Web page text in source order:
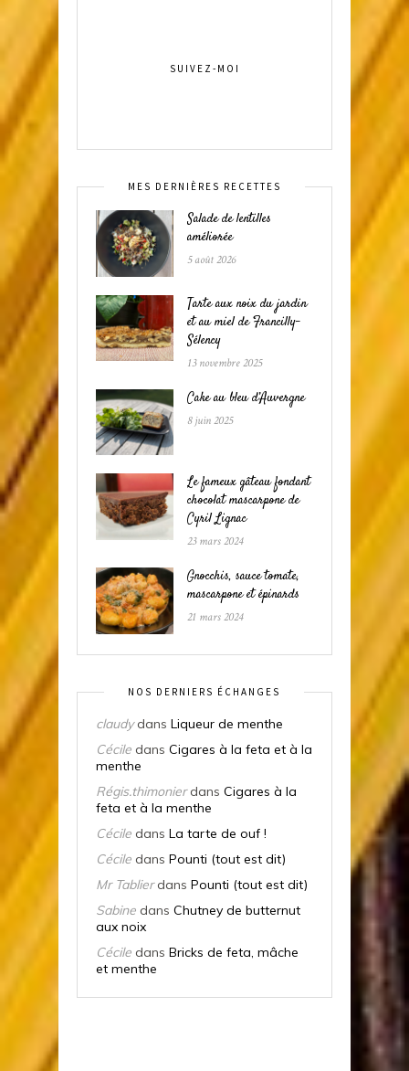
SUIVEZ-MOI
MES DERNIÈRES RECETTES
Salade de lentilles
améliorée
5 août 2026
Tarte aux noix du jardin
et au miel de Francilly-
Sélency
13 novembre 2025
Cake au bleu d’Auvergne
8 juin 2025
Le fameux gâteau fondant
chocolat mascarpone de
Cyril Lignac
23 mars 2024
Gnocchis, sauce tomate,
mascarpone et épinards
21 mars 2024
NOS DERNIERS ÉCHANGES
claudydans Liqueur de menthe
Cécile dans Cigares à la feta et à la
menthe
Régis.thimonierdans Cigares à la
feta et à la menthe
Cécile dans La tarte de ouf !
Cécile dans Pounti (tout est dit)
Mr Tablierdans Pounti (tout est dit)
Sabine dans Chutney de butternut
aux noix
Cécile dans Bricks de feta, mâche
et menthe